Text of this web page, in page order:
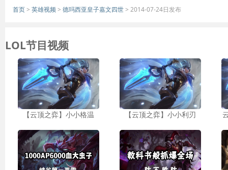
首页> 英雄视频> 德玛西亚皇子嘉文四世> 2014-07-24日发布
LOL节目视频
【云顶之弈】小小格温 【云顶之弈】小小利刃